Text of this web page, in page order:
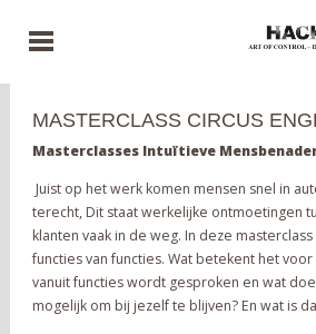
MASTERCLASS CIRCUS
Masterclasses Intuïtieve
Juist op het werk komen mensen snel in
terecht, Dit staat werkelijke ontmoetingen
klanten vaak in de weg. In deze
functies van functies. Wat betekent het
vanuit functies wordt gesproken en wat
mogelijk om bij jezelf te blijven? En wat is